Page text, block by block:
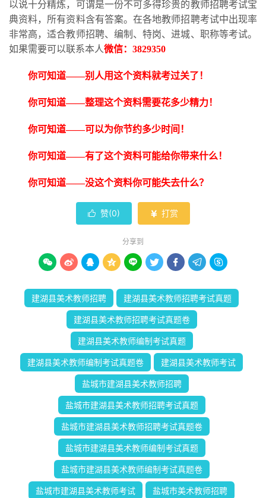
以说十分精炼，可谓是一份不可多得珍贵的教师招聘考试宝
典资料，所有资料含有答案。在各地教师招聘考试中出现率
非常高，适合教师招聘、编制、特岗、进城、职称等考试。
如果需要可以联系本人微信： 3829350
你可知道——别人用这个资料就考过关了！
你可知道——整理这个资料需要花多少精力！
你可知道——可以为你节约多少时间！
你可知道——有了这个资料可能给你带来什么！
你可知道——没这个资料你可能失去什么？
 赞(0)  打赏
分享到
        
建湖县美术教师招聘 建湖县美术教师招聘考试真题
建湖县美术教师招聘考试真题卷
建湖县美术教师编制考试真题
建湖县美术教师编制考试真题卷 建湖县美术教师考试
盐城市建湖县美术教师招聘
盐城市建湖县美术教师招聘考试真题
盐城市建湖县美术教师招聘考试真题卷
盐城市建湖县美术教师编制考试真题
盐城市建湖县美术教师编制考试真题卷
盐城市建湖县美术教师考试 盐城市美术教师招聘